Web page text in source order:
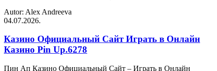
Autor: Alex Andreeva
04.07.2026.
Казино Официальный Сайт Играть в Онлайн
Казино Pin Up.6278
Пин Ап Казино Официальный Сайт – Играть в Онлайн